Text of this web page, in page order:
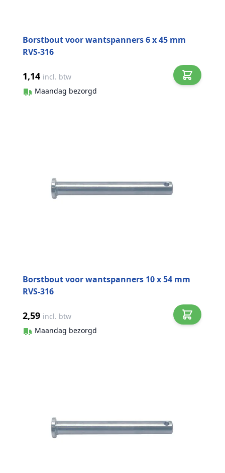
Borstbout voor wantspanners 6 x 45 mm
RVS-316
1,14 incl. btw
Maandag bezorgd
Borstbout voor wantspanners 10 x 54 mm
RVS-316
2,59 incl. btw
Maandag bezorgd